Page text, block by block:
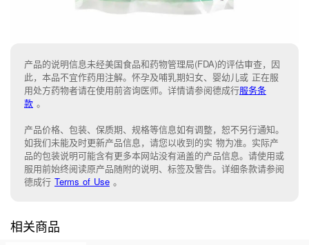
产品的说明信息未经美国食品和药物管理局(FDA)的评估审查，因
此，本品不宜作药用注解。怀孕及哺乳期妇女、婴幼儿或 正在服
用处方药物者请在使用前咨询医师。详情请参阅德成行服务条
款 。
产品价格、包装、保质期、规格等信息如有调整，恕不另行通知。
如我们未能及时更新产品信息， 请您以收到的实 物为准。 实际产
品的包装说明可能含有更多本网站没有涵盖的产品信息。请使用或
服用前始终阅读原产品随附的说明、 标签及警告。 详细条款请参阅
德成行 Terms of Use 。
相关商品